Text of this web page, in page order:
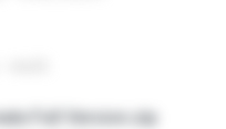
Full Version.zip